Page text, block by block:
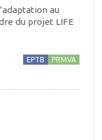
au
du projet LIFE
EPTB
PRMVA